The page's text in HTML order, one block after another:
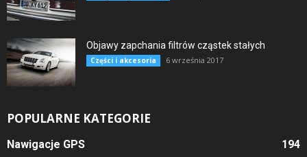
Objawy zapchania filtrów cząstek stałych
Części i akcesoria 6 września 2017
POPULARNE KATEGORIE
Nawigacje GPS 194